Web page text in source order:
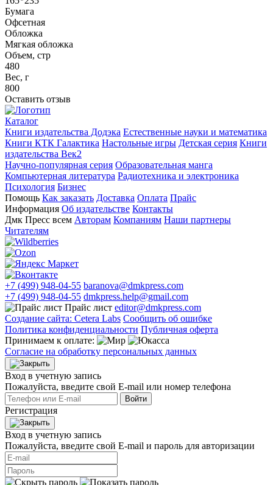
Бумага
Офсетная
Обложка
Мягкая обложка
Объем, стр
480
Вес, г
800
Оставить отзыв
Каталог
Книги издательства Додэка Естественные науки и математика
Книги КТК Галактика Настольные игры Детская серия Книги
издательства Век2
Научно-популярная серия Образовательная манга
Компьютерная литература Радиотехника и электроника
Психология Бизнес
Помощь Как заказать Доставка Оплата Прайс
Информация Об издательстве Контакты
Дмк Пресс всем Авторам Компаниям Наши партнеры
Читателям
+7 (499) 948-04-55 baranova@dmkpress.com
+7 (499) 948-04-55 dmkpress.help@gmail.com
Прайс лист editor@dmkpress.com
Создание сайта: Cetera Labs Сообщить об ошибке
Политика конфиденциальности Публичная оферта
Принимаем к оплате:
Согласие на обработку персональных данных
Вход в учетную запись
Пожалуйста, введите свой E‑mail или номер телефона
Войти
Регистрация
Вход в учетную запись
Пожалуйста, введите свой E‑mail и пароль для авторизации